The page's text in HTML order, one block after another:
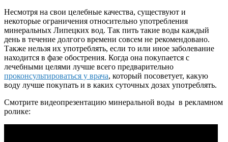
Несмотря на свои целебные качества, существуют и
некоторые ограничения относительно употребления
минеральных Липецких вод. Так пить такие воды каждый
день в течение долгого времени совсем не рекомендовано.
Также нельзя их употреблять, если то или иное заболевание
находится в фазе обострения. Когда она покупается с
лечебными целями лучше всего предварительно
проконсультироваться у врача, который посоветует, какую
воду лучше покупать и в каких суточных дозах употреблять.
Смотрите видеопрезентацию минеральной воды в рекламном
ролике: